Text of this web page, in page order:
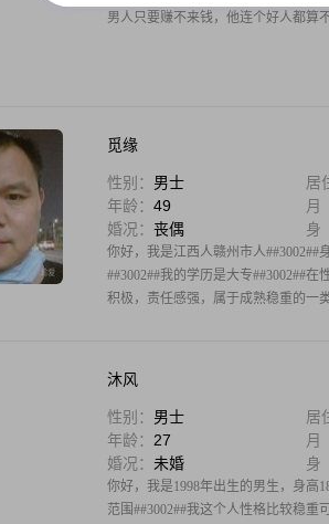
男人只要赚不来钱，他连个好人都算
觅缘
性别： 男士 居
年龄： 49 月
婚况： 丧偶 身
你好，我是江西人赣州市人##3002##
##3002##我的学历是大专##3002##
积极，责任感强，属于成熟稳重的一
沐风
性别： 男士 居
年龄： 27 月
婚况： 未婚 身
你好，我是1998年出生的男生，身高
范围##3002##我这个人性格比较稳